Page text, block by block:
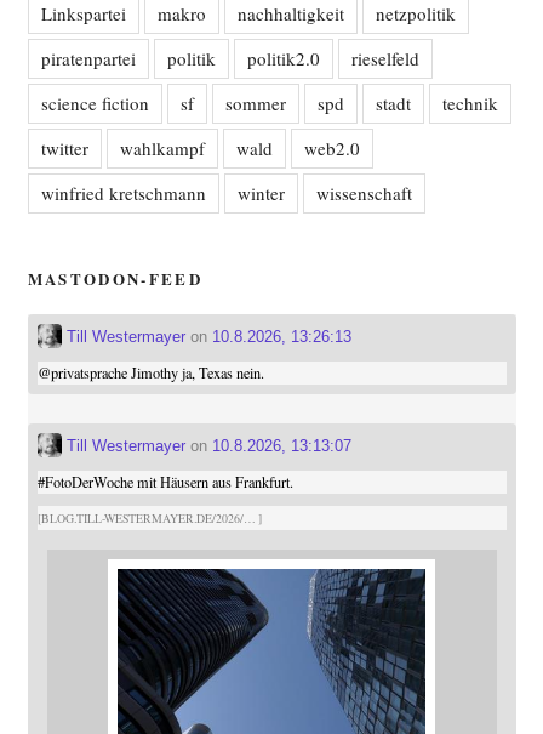
Linkspartei
makro nachhaltigkeit
netzpolitik
piratenpartei
politik politik2.0
rieselfeld
science fiction
sf sommer spd stadt
technik
twitter
wahlkampf wald
web2.0
winfried kretschmann
winter wissenschaft
MASTODON-FEED
Till Westermayeron 10.8.2026, 13:26:13
@privatspracheJimothy ja, Texas nein.
Till Westermayeron 10.8.2026, 13:13:07
#FotoDerWochemit Häusern aus Frankfurt.
BLOG.TILL-WESTERMAYER.DE/2026/